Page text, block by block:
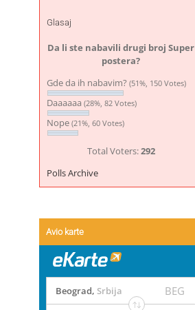
Glasaj
Da li ste nabavili drugi broj Super
postera?
Gde da ih nabavim? (51%, 150 Votes)
Daaaaaa (28%, 82 Votes)
Nope (21%, 60 Votes)
Total Voters:292
Polls Archive
Avio karte
Beograd, Srbija BEG